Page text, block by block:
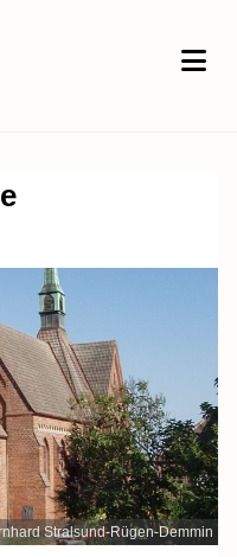
Stralsund-Rügen-Demmin